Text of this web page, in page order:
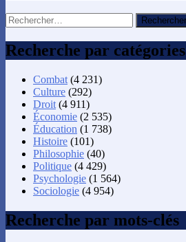
Rechercher :
Recherche par catégories
Combat (4 231)
Culture (292)
Droit (4 911)
Économie (2 535)
Éducation (1 738)
Histoire (101)
Philosophie (40)
Politique (4 429)
Psychologie (1 564)
Sociologie (4 954)
Recherche par mots-clés